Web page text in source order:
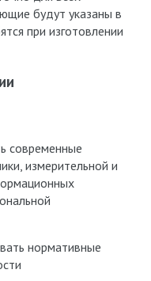
будут указаны в
при изготовлении
современные
измерительной и
нормативные